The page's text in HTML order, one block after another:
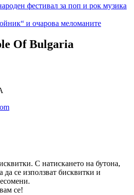
фестивал за поп и рок музика
и очарова меломаните
Of Bulgaria
С натискането на бутона,
да се използват бисквитки и
се!